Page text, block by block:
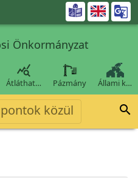

Önkormányzat

Átláthat… Pázmány Állami k…
közül 